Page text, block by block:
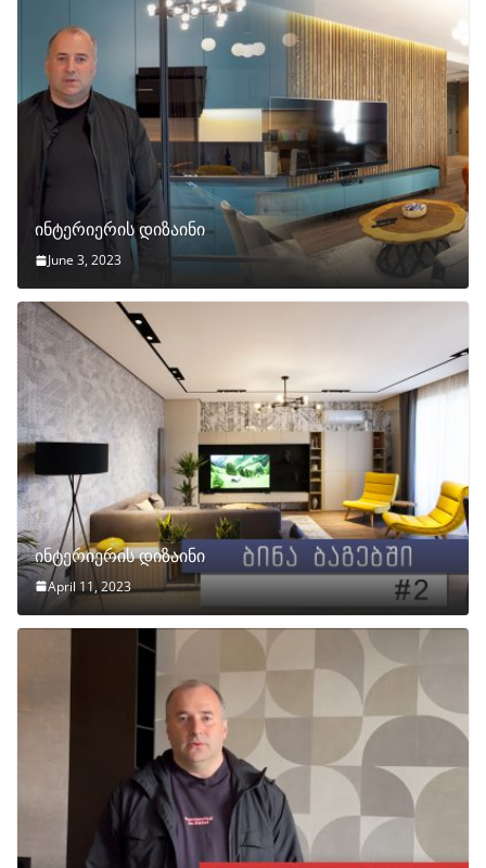
ინტერიერის დიზაინი
June 3, 2023
ინტერიერის დიზაინი
April 11, 2023